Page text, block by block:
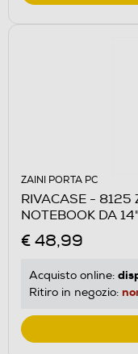
ZAINI PORTA PC
RIVACASE - 8125
NOTEBOOK DA
€ 48,99
Acquisto online:
Ritiro in negozio: